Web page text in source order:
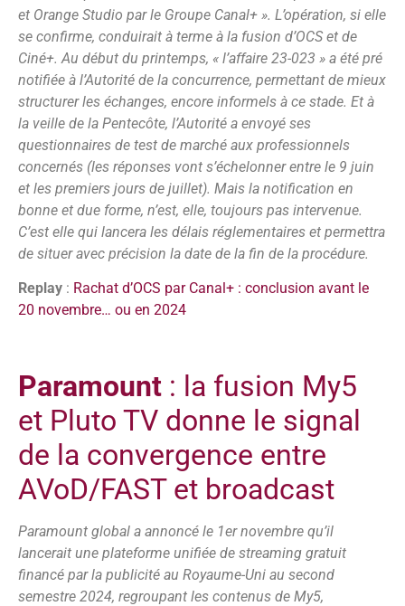
et Orange Studio par le Groupe Canal+ ». L’opération, si elle
se confirme, conduirait à terme à la fusion d’OCS et de
Ciné+. Au début du printemps, « l’affaire 23-023 » a été pré
notifiée à l’Autorité de la concurrence, permettant de mieux
structurer les échanges, encore informels à ce stade. Et à
la veille de la Pentecôte, l’Autorité a envoyé ses
questionnaires de test de marché aux professionnels
concernés (les réponses vont s’échelonner entre le 9 juin
et les premiers jours de juillet). Mais la notification en
bonne et due forme, n’est, elle, toujours pas intervenue.
C’est elle qui lancera les délais réglementaires et permettra
de situer avec précision la date de la fin de la procédure.
Replay : Rachat d’OCS par Canal+ : conclusion avant le
20 novembre… ou en 2024
Paramount : la fusion My5
et Pluto TV donne le signal
de la convergence entre
AVoD/FAST et broadcast
Paramount global a annoncé le 1er novembre qu’il
lancerait une plateforme unifiée de streaming gratuit
financé par la publicité au Royaume-Uni au second
semestre 2024, regroupant les contenus de My5,